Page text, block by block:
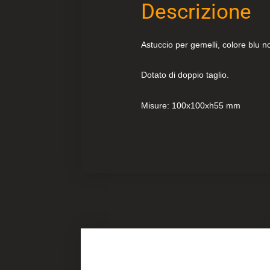
Descrizione
Astuccio per gemelli, colore blu
Dotato di doppio taglio.
Misure: 100x100xh55 mm